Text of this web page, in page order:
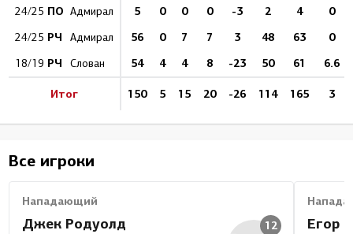
24/25 ПО Адмирал 5 0 0 0 -3 2 4 0
24/25 РЧ Адмирал 56 0 7 7 3 48 63 0
18/19 РЧ Слован 54 4 4 8 -23 50 61 6.6
Итог 150 5 15 20 -26 114 165 3
Все игроки
Нападающий
Джек Родуолд 12 Егор